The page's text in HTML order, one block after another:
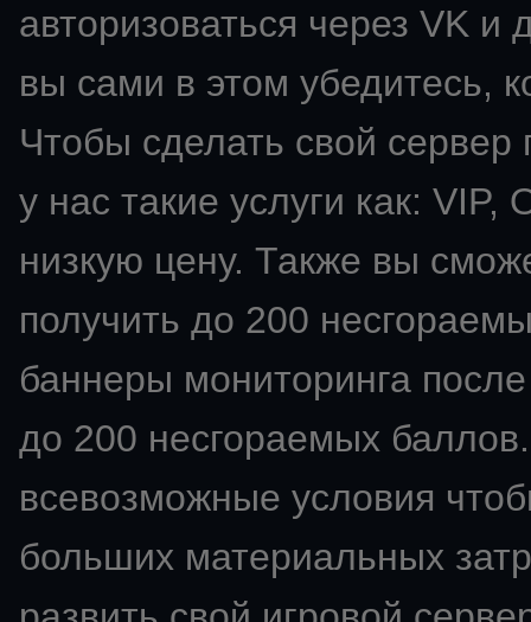
авторизоваться через VK и
вы сами в этом убедитесь,
Чтобы сделать свой
у нас такие услуги как:
низкую цену. Также вы
получить до 200
баннеры мониторинга
до 200 несгораемых
всевозможные условия
больших материальных